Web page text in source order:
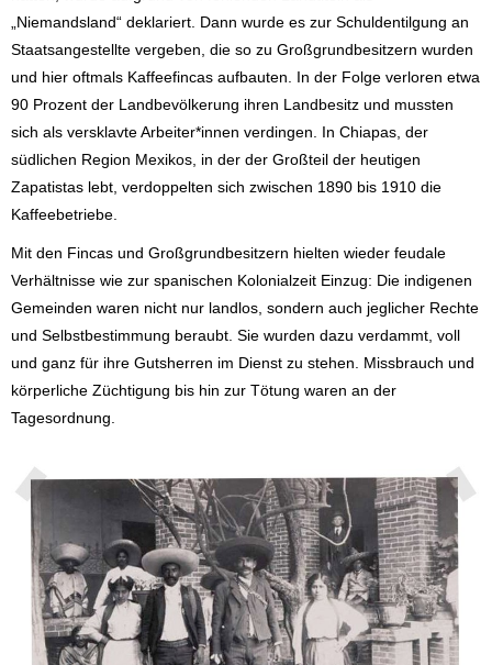
„Niemandsland“ deklariert. Dann wurde es zur Schuldentilgung an
Staatsangestellte vergeben, die so zu Großgrundbesitzern wurden
und hier oftmals Kaffeefincas aufbauten. In der Folge verloren etwa
90 Prozent der Landbevölkerung ihren Landbesitz und mussten
sich als versklavte Arbeiter*innen verdingen. In Chiapas, der
südlichen Region Mexikos, in der der Großteil der heutigen
Zapatistas lebt, verdoppelten sich zwischen 1890 bis 1910 die
Kaffeebetriebe.
Mit den Fincas und Großgrundbesitzern hielten wieder feudale
Verhältnisse wie zur spanischen Kolonialzeit Einzug: Die indigenen
Gemeinden waren nicht nur landlos, sondern auch jeglicher Rechte
und Selbstbestimmung beraubt. Sie wurden dazu verdammt, voll
und ganz für ihre Gutsherren im Dienst zu stehen. Missbrauch und
körperliche Züchtigung bis hin zur Tötung waren an der
Tagesordnung.